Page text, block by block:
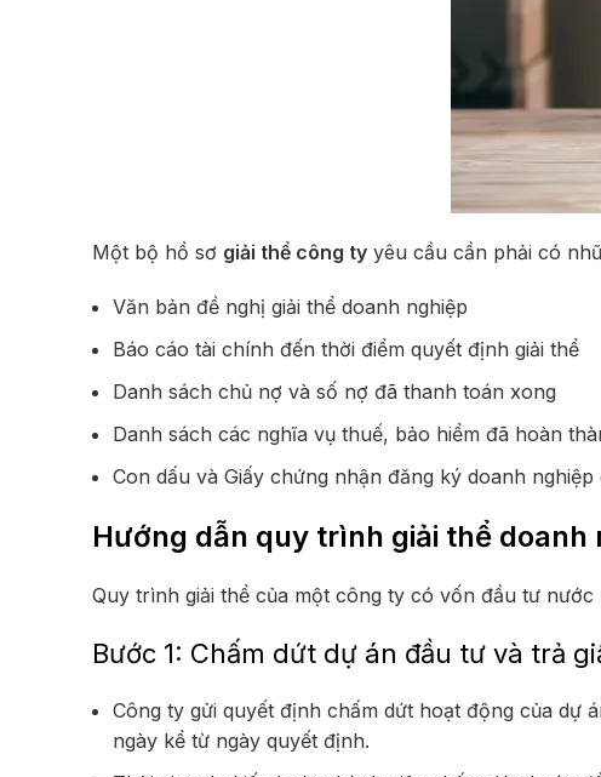
Một bộ hồ sơ giải thể công ty yêu cầu cần phải có
Văn bản đề nghị giải thể doanh nghiệp
Báo cáo tài chính đến thời điểm quyết định giải thể
Danh sách chủ nợ và số nợ đã thanh toán xong
Danh sách các nghĩa vụ thuế, bảo hiểm đã hoàn
Con dấu và Giấy chứng nhận đăng ký doanh nghiệp
Hướng dẫn quy trình giải thể doanh
Quy trình giải thể của một công ty có vốn đầu tư
Bước 1: Chấm dứt dự án đầu tư và trả
Công ty gửi quyết định chấm dứt hoạt động của dự
ngày kể từ ngày quyết định.